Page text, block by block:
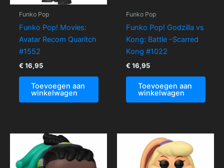
Funko Pop
Funko Pop! Movies:
Avatar Recom Quaritch
#1552
€ 16,95
Toevoegen aan
winkelwagen
Funko Pop
Funko Pop! Godzilla vs
Kong: Battle -Scarred
Kong #1022
€ 16,95
Toevoegen aan
winkelwagen